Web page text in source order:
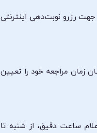
رزرو نوبت‌دهی اینترنتی
زمان مراجعه خود را تعیین
ساعت دقیق، از شنبه تا